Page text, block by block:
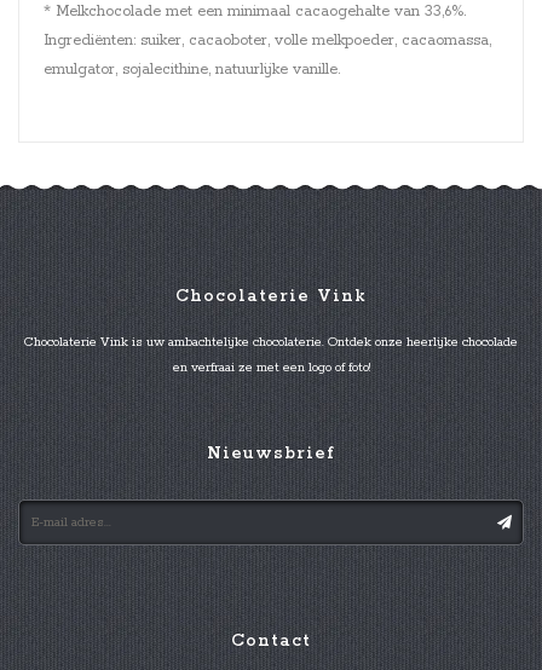
* Melkchocolade met een minimaal cacaogehalte van 33,6%.
Ingrediënten: suiker, cacaoboter, volle melkpoeder, cacaomassa,
emulgator, sojalecithine, natuurlijke vanille.
Chocolaterie Vink
Chocolaterie Vink is uw ambachtelijke chocolaterie. Ontdek onze heerlijke chocolade
en verfraai ze met een logo of foto!
Nieuwsbrief
Contact